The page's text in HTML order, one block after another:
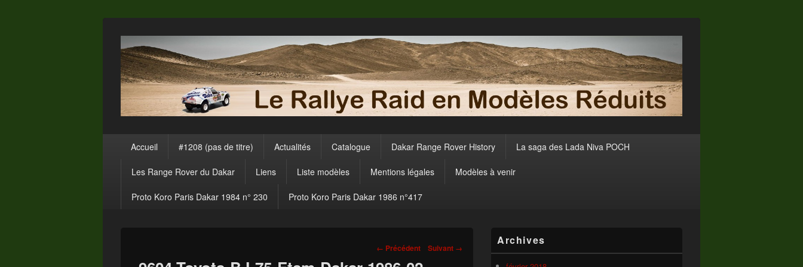
principalAccueil #1208 (pas de titre) Actualités Catalogue Dakar Range Rover History La saga des Lada Niva POCH
Les Range Rover du Dakar Liens Liste modèles Mentions légales Modèles à venir
Proto Koro Paris Dakar 1984 n° 230 Proto Koro Paris Dakar 1986 n°417
Navigation
← Précédent Suivant →
principale
de
widget
Archives